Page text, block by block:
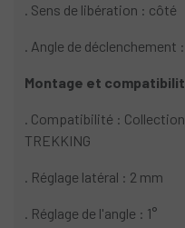
. Sens de libération : côté
. Angle de déclenchement :
Montage et
. Compatibilité :
TREKKING
. Réglage latéral : 2 mm
. Réglage de l'angle : 1°